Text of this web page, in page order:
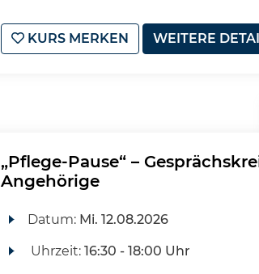
KURS MERKEN WEITERE
„Pflege-Pause“ –
Angehörige
Datum: Mi. 12.08.2026
Uhrzeit: 16:30 - 18:00 Uhr